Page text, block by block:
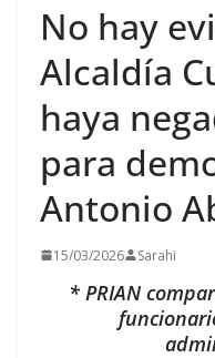
No hay
Alcaldía
haya
para
Antonio
15/03/2026 Sarahi
* PRIAN